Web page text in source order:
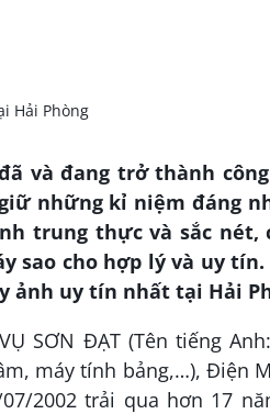
và đang trở thành
những kỉ niệm đáng
trung thực và sắc nét,
sao cho hợp lý và uy
ảnh uy tín nhất tại Hải
SƠN ĐẠT (Tên tiếng
máy tính bảng,…), Điện
2002 trải qua hơn 17